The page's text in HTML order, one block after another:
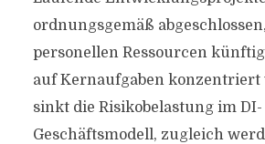
ordnungsgemäß
personellen Ressourcen
auf Kernaufgaben konzentriert
sinkt die Risikobelastung im DI-
Geschäftsmodell, zugleich